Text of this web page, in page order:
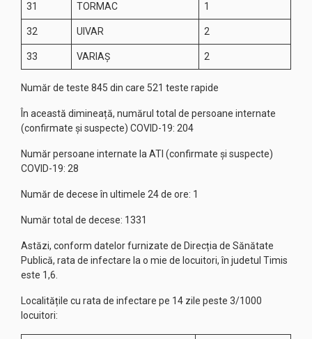
31 TORMAC 1
32 UIVAR 2
33 VARIAŞ 2
Număr de teste 845 din care 521 teste rapide
În această dimineață, numărul total de persoane internate
(confirmate și suspecte) COVID-19: 204
Număr persoane internate la ATI (confirmate și suspecte)
COVID-19: 28
Număr de decese în ultimele 24 de ore: 1
Număr total de decese: 1331
Astăzi, conform datelor furnizate de Direcția de Sănătate
Publică, rata de infectare la o mie de locuitori, în judetul Timis
este 1,6.
Localitățile cu rata de infectare pe 14 zile peste 3/1000
locuitori: